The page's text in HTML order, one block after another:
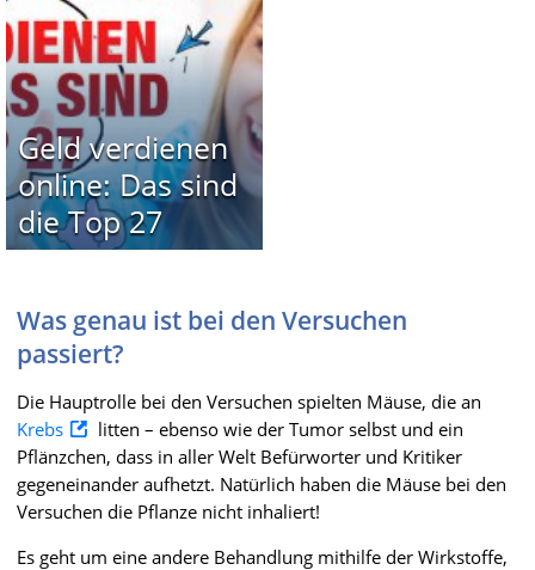
Geld verdienen
online: Das sind
die Top 27
Was genau ist bei den Versuchen
passiert?
Die Hauptrolle bei den Versuchen spielten Mäuse, die an
Krebs
litten – ebenso wie der Tumor selbst und ein
Pflänzchen, dass in aller Welt Befürworter und Kritiker
gegeneinander aufhetzt. Natürlich haben die Mäuse bei den
Versuchen die Pflanze nicht inhaliert!
Es geht um eine andere Behandlung mithilfe der Wirkstoffe,